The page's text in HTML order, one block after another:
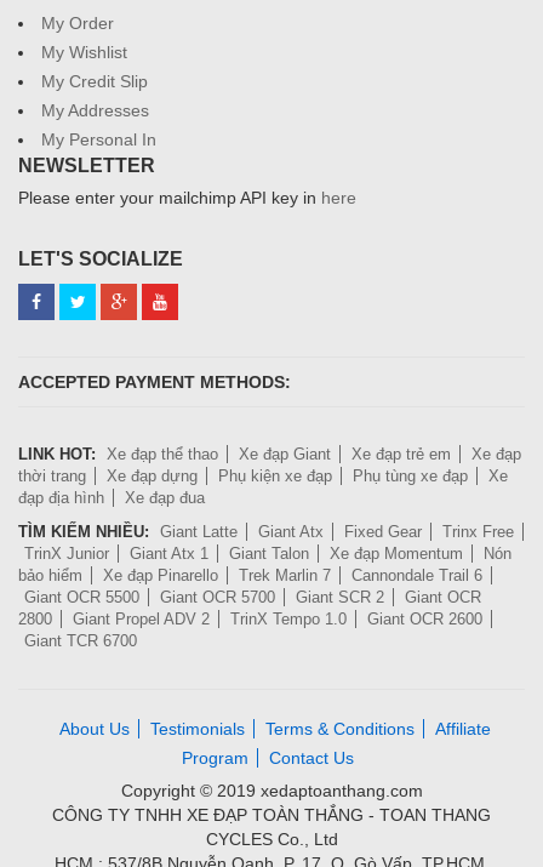
My Order
My Wishlist
My Credit Slip
My Addresses
My Personal In
NEWSLETTER
Please enter your mailchimp API key in here
LET'S SOCIALIZE
ACCEPTED PAYMENT METHODS:
LINK HOT: Xe đạp thể thao Xe đạp Giant Xe đạp trẻ em
Xe đạp
thời trang
Xe đạp dựng Phụ kiện xe đạp Phụ tùng xe đạp
Xe
đạp địa hình
Xe đạp đua
TÌM KIẾM NHIỀU:
Giant Latte Giant Atx Fixed Gear
Trinx Free
TrinX Junior
Giant Atx 1 Giant Talon Xe đạp Momentum
Nón
bảo hiểm
Xe đạp Pinarello Trek Marlin 7
Cannondale Trail 6
Giant OCR 5500
Giant OCR 5700 Giant SCR 2
Giant OCR
2800
Giant Propel ADV 2 TrinX Tempo 1.0
Giant OCR 2600
Giant TCR 6700
About Us Testimonials Terms & Conditions
Affiliate
Program
Contact Us
Copyright © 2019 xedaptoanthang.com
CÔNG TY TNHH XE ĐẠP TOÀN THẮNG - TOAN THANG
CYCLES Co., Ltd